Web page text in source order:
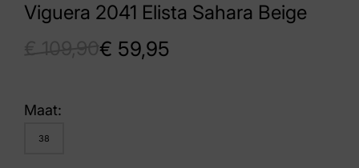
Viguera 2041 Elista Sahara Beige
€ 59,95
Maat:
38